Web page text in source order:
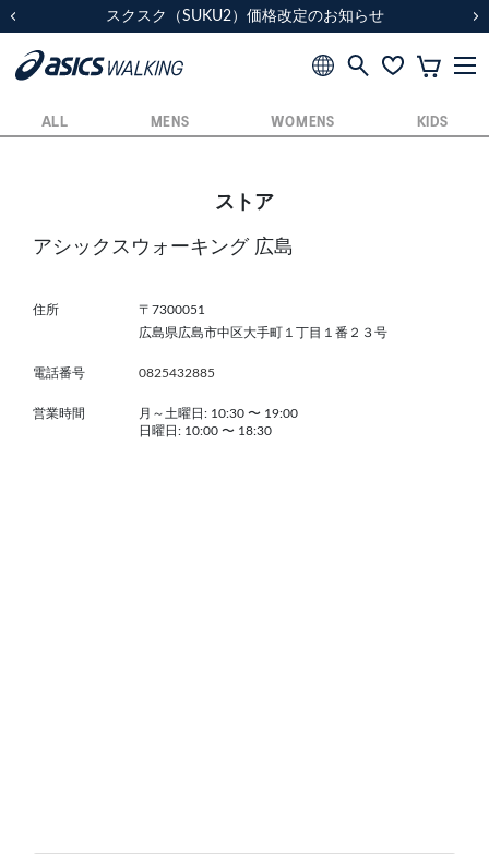
スクスク（SUKU2）価格改定のお知らせ
配送に関するお知らせ
スクスク（SUKU2）価格改定のお知らせ
配送に関するお知らせ
ALL MENS WOMENS KIDS
ストア
アシックスウォーキング 広島
住所
〒7300051
広島県広島市中区大手町１丁目１番２３号
電話番号 0825432885
営業時間 月～土曜日: 10:30 〜 19:00
日曜日: 10:00 〜 18:30